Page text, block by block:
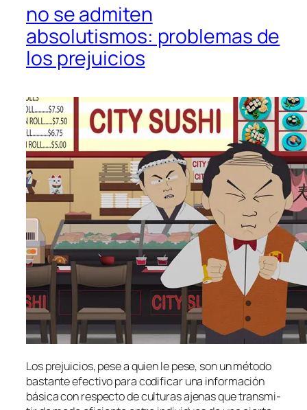
no se admiten
absolutismos: problemas de
los prejuicios
Los pre­jui­cios, pe­se a quien le pe­se, son un mé­to­do
bas­tan­te efec­ti­vo pa­ra co­di­fi­car una in­for­ma­ción
bá­si­ca con res­pec­to de cul­tu­ras aje­nas que trans­mi­